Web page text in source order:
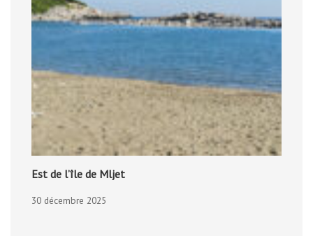
Est de l’île de Mljet
30 décembre 2025